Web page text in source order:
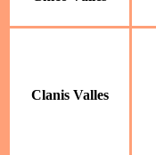
Clanis Valles